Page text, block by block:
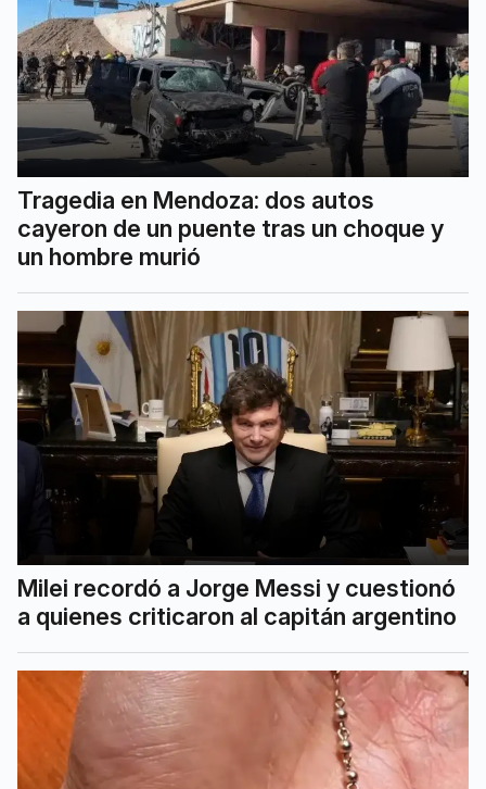
Tragedia en Mendoza: dos autos
cayeron de un puente tras un choque y
un hombre murió
Milei recordó a Jorge Messi y cuestionó
a quienes criticaron al capitán argentino